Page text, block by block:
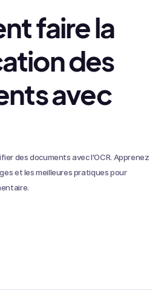
faire la
des
avec
des documents avec l'OCR. Apprenez
et les meilleures pratiques pour